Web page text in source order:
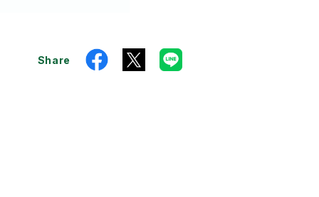
Share